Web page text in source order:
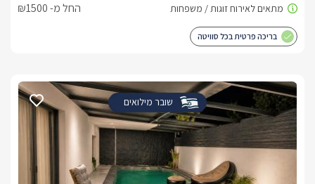
החל מ- ₪1500
בריכה פרטית בכל סוויטה
שובר מילואים